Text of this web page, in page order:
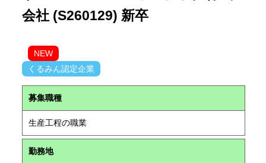
会社 (S260129) 新卒
NEW
くるみん認定企業
募集職種
生産工程の職業
勤務地